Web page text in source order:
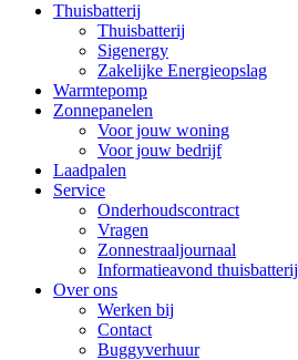
Thuisbatterij
Thuisbatterij
Sigenergy
Zakelijke Energieopslag
Warmtepomp
Zonnepanelen
Voor jouw woning
Voor jouw bedrijf
Laadpalen
Service
Onderhoudscontract
Vragen
Zonnestraaljournaal
Informatieavond thuisbatterij
Over ons
Werken bij
Contact
Buggyverhuur